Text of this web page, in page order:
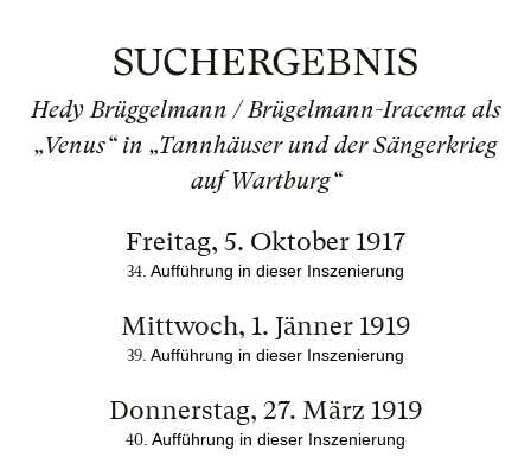
SUCHERGEBNIS
Hedy Brüggelmann / Brügelmann-Iracema als
„Venus“ in „Tannhäuser und der Sängerkrieg
auf Wartburg“
Freitag, 5. Oktober 1917
34 . Aufführung in dieser Inszenierung
Mittwoch, 1. Jänner 1919
39 . Aufführung in dieser Inszenierung
Donnerstag, 27. März 1919
40 . Aufführung in dieser Inszenierung